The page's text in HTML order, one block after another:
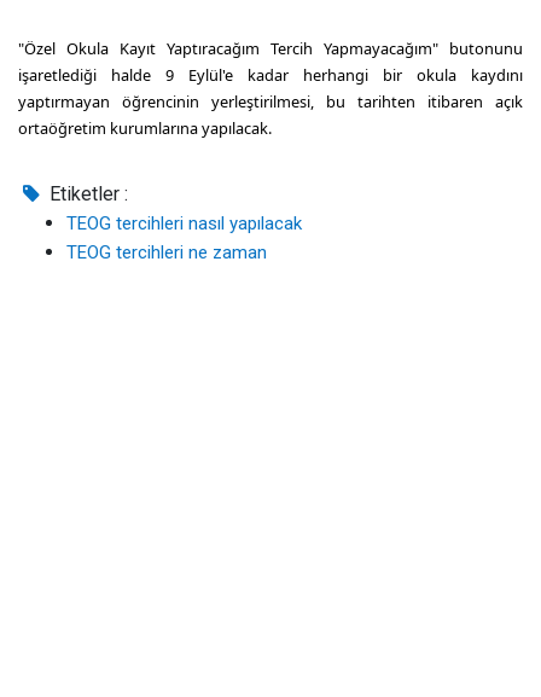
"Özel Okula Kayıt Yaptıracağım Tercih Yapmayacağım" butonunu
işaretlediği halde 9 Eylül'e kadar herhangi bir okula kaydını
yaptırmayan öğrencinin yerleştirilmesi, bu tarihten itibaren açık
ortaöğretim kurumlarına yapılacak.
Etiketler :
TEOG tercihleri nasıl yapılacak
TEOG tercihleri ne zaman